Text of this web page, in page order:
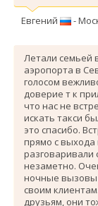
Евгений -
Летали семьей
аэропорта в
голосом
доверие т к
что нас не
искать такси
это спасибо.
прямо с выхода
разговаривали
незаметно.
ночные вызовы
своим
друзьям, они